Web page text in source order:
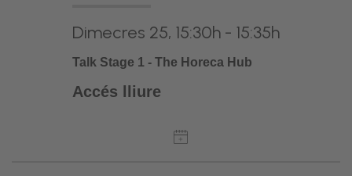
Dimecres 25, 15:30h - 15:35h
Talk Stage 1 - The Horeca Hub
Accés lliure